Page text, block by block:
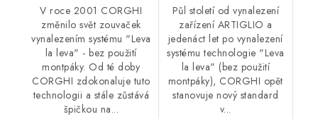
V roce 2001 CORGHI
změnilo svět zouvaček
vynalezením systému "Leva
la leva" - bez použití
montpáky. Od té doby
CORGHI zdokonaluje tuto
technologii a stále zůstává
špičkou na...
Půl století od vynalezení
zařízení ARTIGLIO a
jedenáct let po vynalezení
systému technologie "Leva
la leva" (bez použití
montpáky), CORGHI opět
stanovuje nový standard
v...